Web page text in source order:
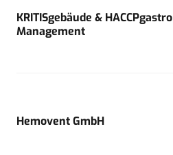
KRITISgebäude & HACCPgastro
Management
Hemovent GmbH